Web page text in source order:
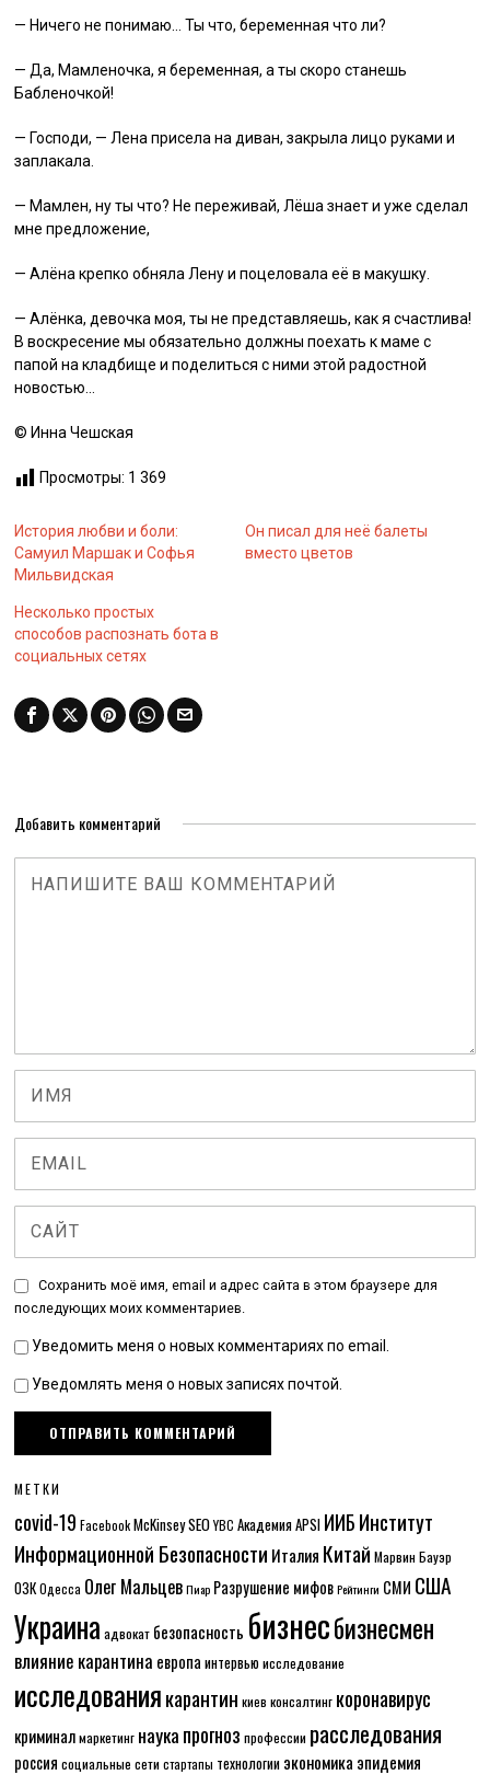
— Ничего не понимаю… Ты что, беременная что ли?
— Да, Мамленочка, я беременная, а ты скоро станешь
Бабленочкой!
— Господи, — Лена присела на диван, закрыла лицо руками и
заплакала.
— Мамлен, ну ты что? Не переживай, Лёша знает и уже сделал
мне предложение,
— Алёна крепко обняла Лену и поцеловала её в макушку.
— Алёнка, девочка моя, ты не представляешь, как я счастлива!
В воскресение мы обязательно должны поехать к маме с
папой на кладбище и поделиться с ними этой радостной
новостью…
©️ Инна Чешская
Просмотры: 1 369
История любви и боли:
Самуил Маршак и Софья
Мильвидская
Он писал для неё балеты
вместо цветов
Несколько простых
способов распознать бота в
социальных сетях
Добавить комментарий
Сохранить моё имя, email и адрес сайта в этом браузере для
последующих моих комментариев.
Уведомить меня о новых комментариях по email.
Уведомлять меня о новых записях почтой.
МЕТКИ
covid-19 Facebook McKinseySEO YBC Академия APSI ИИБИнститут
Информационной Безопасности Италия Китай Марвин Бауэр
ОЗК Одесса Олег Мальцев Пиар Разрушение мифов Рейтинги СМИ США
Украина адвокат безопасность бизнесбизнесмен
влияние карантина европа интервьюисследование
исследованиякарантин киев консалтинг коронавирус
криминалмаркетинг наукапрогноз профессии расследования
россия социальные сети стартапы технологии экономика эпидемия